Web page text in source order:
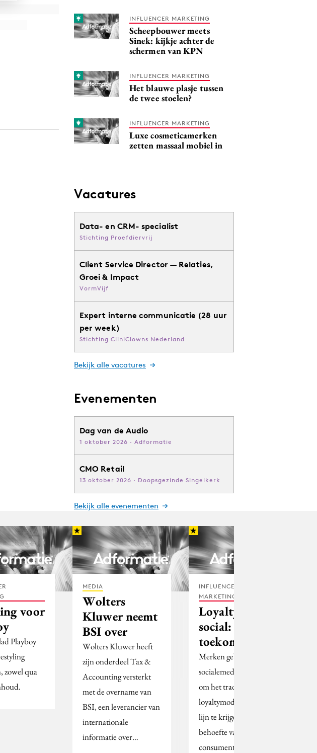
INFLUENCER MARKETING
Scheepbouwer meets
Sinek: kijkje achter de
schermen van KPN
INFLUENCER MARKETING
Het blauwe plasje tussen
de twee stoelen?
INFLUENCER MARKETING
Luxe cosmeticamerken
zetten massaal mobiel in
Vacatures
Data- en CRM- specialist
Stichting Proefdiervrij
Client Service Director — Relaties,
Groei & Impact
VormVijf
Expert interne communicatie (28 uur
per week)
Stichting CliniClowns Nederland
Bekijk alle vacatures
Evenementen
Dag van de Audio
1 oktober 2026 · Adformatie
CMO Retail
13 oktober 2026 · Doopsgezinde Singelkerk
Bekijk alle evenementen
voor
Playboy
zowel qua
MEDIA
Wolters
Kluwer neemt
BSI over
Wolters Kluwer heeft
zijn onderdeel Tax &
Accounting versterkt
met de overname van
BSI, een leverancier van
internationale
informatie over…
INFLUENCER
MARKETING
Loyalty &
social: de
toekomst
Merken gebruiken
socialemediaplatformen
om het traditionele
loyaltymodel meer in
lijn te krijgen met de
behoefte van de
consument aan…